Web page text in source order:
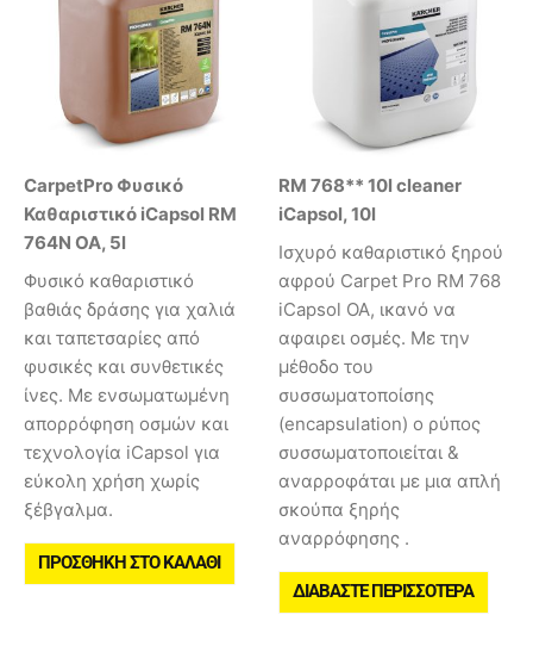
CarpetPro Φυσικό
Καθαριστικό iCapsol RM
764N OA, 5l
Φυσικό καθαριστικό
βαθιάς δράσης για χαλιά
και ταπετσαρίες από
φυσικές και συνθετικές
ίνες. Με ενσωματωμένη
απορρόφηση οσμών και
τεχνολογία iCapsol για
εύκολη χρήση χωρίς
ξέβγαλμα.
ΠΡΟΣΘΉΚΗ ΣΤΟ ΚΑΛΆΘΙ
RM 768** 10l cleaner
iCapsol, 10l
Ισχυρό καθαριστικό ξηρού
αφρού Carpet Pro RM 768
iCapsol ΟΑ, ικανό να
αφαιρει οσμές. Με την
μέθοδο του
συσσωματοποίσης
(encapsulation) ο ρύπος
συσσωματοποιείται &
αναρροφάται με μια απλή
σκούπα ξηρής
αναρρόφησης .
ΔΙΑΒΆΣΤΕ ΠΕΡΙΣΣΌΤΕΡΑ